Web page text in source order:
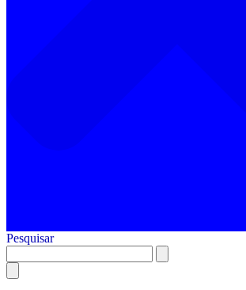
Pesquisar